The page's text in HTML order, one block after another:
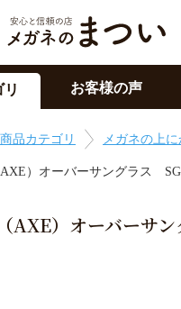
お客様の声
商品カテゴリ メガネの上
）オーバーサングラス
AXE）オーバーサ